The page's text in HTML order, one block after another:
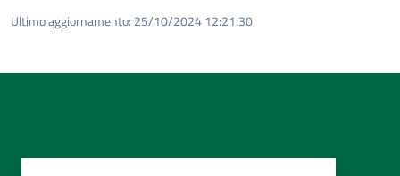
Ultimo aggiornamento: 25/10/2024 12:21.30